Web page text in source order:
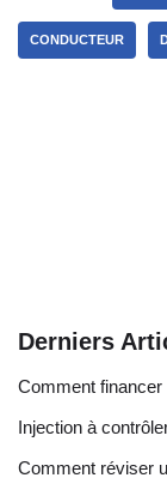
CONDUCTEUR
Derniers
Comment financer
Injection à
Comment réviser